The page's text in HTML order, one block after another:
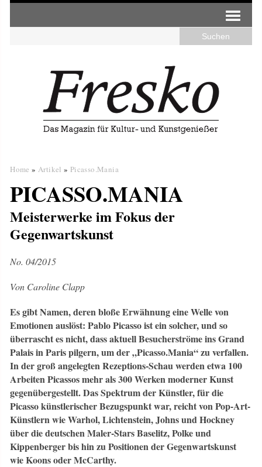
Home » Artikel » Picasso.Mania
PICASSO.MANIA
Meisterwerke im Fokus der
Gegenwartskunst
No. 04/2015
Von Caroline Clapp
Es gibt Namen, deren bloße Erwähnung eine Welle von
Emotionen auslöst: Pablo Picasso ist ein solcher, und so
überrascht es nicht, dass aktuell Besucherströme ins Grand
Palais in Paris pilgern, um der „Picasso.Mania“ zu verfallen.
In der groß angelegten Rezeptions-Schau werden etwa 100
Arbeiten Picassos mehr als 300 Werken moderner Kunst
gegenübergestellt. Das Spektrum der Künstler, für die
Picasso künstlerischer Bezugspunkt war, reicht von Pop-Art-
Künstlern wie Warhol, Lichtenstein, Johns und Hockney
über die deutschen Maler-Stars Baselitz, Polke und
Kippenberger bis hin zu Positionen der Gegenwartskunst
wie Koons oder McCarthy.